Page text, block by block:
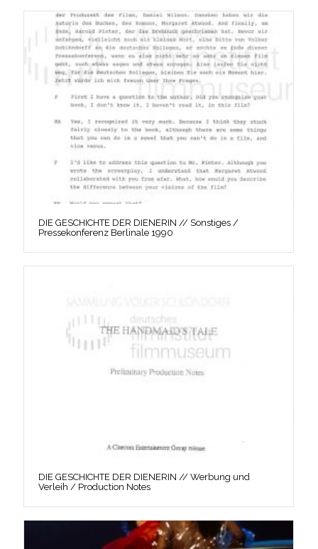
DIE GESCHICHTE DER DIENERIN // Sonstiges /
Pressekonferenz Berlinale 1990
DIE GESCHICHTE DER DIENERIN // Werbung und
Verleih / Production Notes